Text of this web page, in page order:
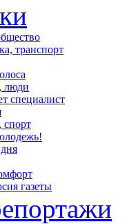
транспорт
люди
специалист
спорт
газеты